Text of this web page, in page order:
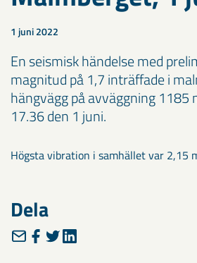
1 juni 2022
En seismisk händelse med
magnitud på 1,7 inträffade i
hängvägg på avväggning 1185
17.36 den 1 juni.
Högsta vibration i samhället var 2,15
Dela